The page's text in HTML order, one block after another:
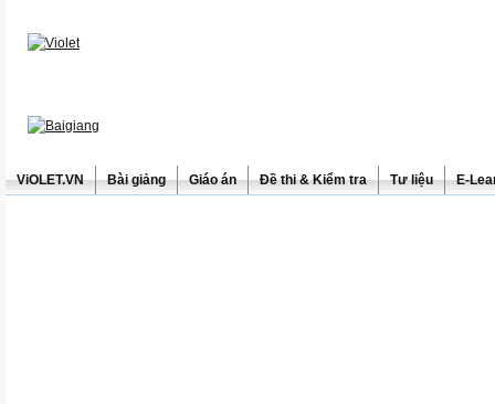
ViOLET.VN Bài giảng Giáo án Đề thi & Kiểm tra Tư liệu E-